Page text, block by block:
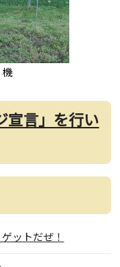
宣言」を行い
ットだぜ！